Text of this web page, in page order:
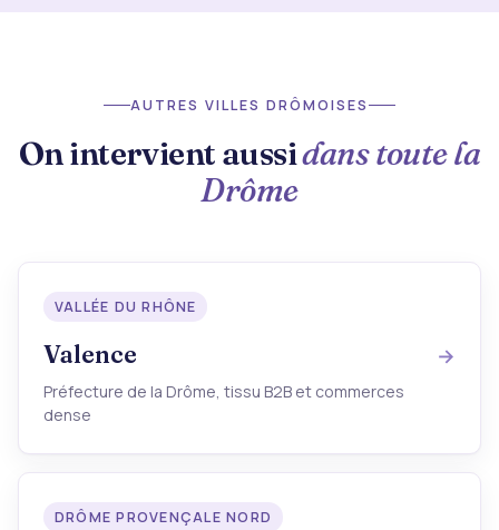
AUTRES VILLES DRÔMOISES
On intervient aussidans toute la
Drôme
VALLÉE DU RHÔNE
Valence
Préfecture de la Drôme, tissu B2B et commerces
dense
DRÔME PROVENÇALE NORD